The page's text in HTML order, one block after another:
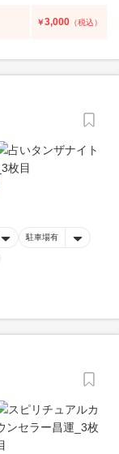
￥3,000 （税込）
駐車場有